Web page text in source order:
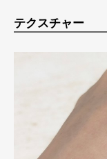
テクスチャー